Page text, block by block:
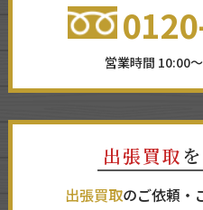
営業時間 10:00
出張買取
出張買取のご依頼・